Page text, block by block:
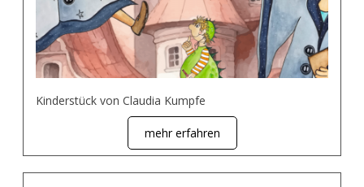
Kinderstück von Claudia Kumpfe
mehr erfahren